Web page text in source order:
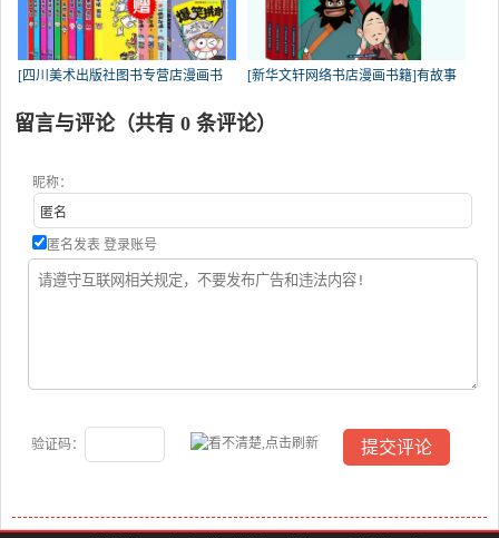
[四川美术出版社图书专营店漫画书 [新华文轩网络书店漫画书籍]有故事
留言与评论（共有 0 条评论）
昵称：
匿名发表 登录账号
验证码：